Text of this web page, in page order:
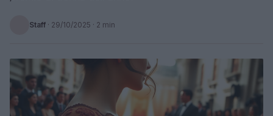
Staff · 29/10/2025 · 2 min